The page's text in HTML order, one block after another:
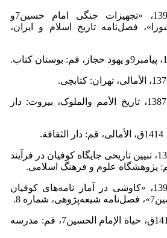
صادقی، مصطفی، 1398، «تجهیزات جنگی امام حسین7و
فصل‌نامه تاریخ اسلام و ایران،
طبری، محمدبن‌جریر، 1387، تاریخ الأمم والملوک، بیروت: دار
قاضی‌خانی، حسین، 1398، تبیین تاریخی جایگاه کوفیان در فرآیند
قاضی‌خانی، حسین، 1395، «کاوشی در آمار نامه‌های کوفیان
8.
قرشی، باقر شریف، 1413ق، حیاة الإمام الحسین7، قم: مدرسه